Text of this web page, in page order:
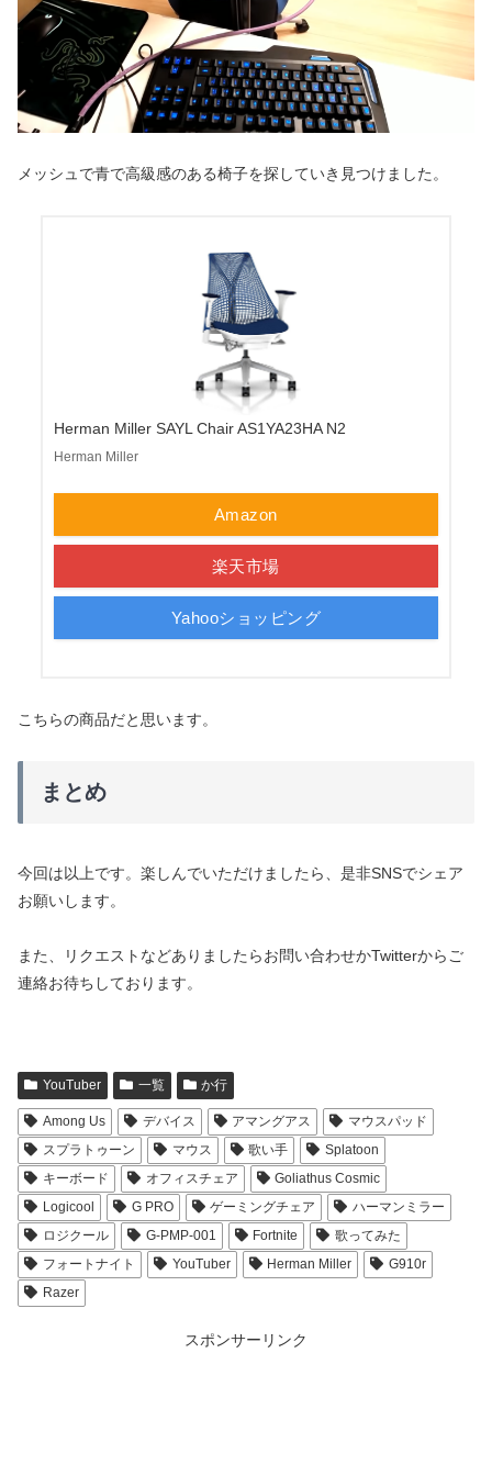
メッシュで青で高級感のある椅子を探していき見つけました。
Herman Miller SAYL Chair AS1YA23HA N2
Herman Miller
Amazon
楽天市場
Yahooショッピング
こちらの商品だと思います。
まとめ
今回は以上です。楽しんでいただけましたら、是非SNSでシェア
お願いします。
また、リクエストなどありましたらお問い合わせかTwitterからご
連絡お待ちしております。
YouTuber 一覧 か行
Among Us デバイス アマングアス
マウスパッド
スプラトゥーン
マウス 歌い手
Splatoon
キーボード
オフィスチェア
Goliathus Cosmic
Logicool
G PRO ゲーミングチェア
ハーマンミラー
ロジクール
G-PMP-001 Fortnite
歌ってみた
フォートナイト
YouTuber Herman Miller
G910r
Razer
スポンサーリンク